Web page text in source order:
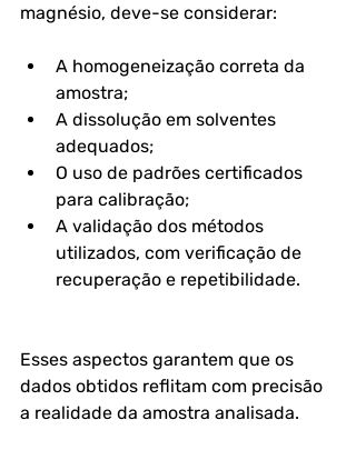
magnésio, deve-se considerar:
A homogeneização correta da
amostra;
A dissolução em solventes
adequados;
O uso de padrões certificados
para calibração;
A validação dos métodos
utilizados, com verificação de
recuperação e repetibilidade.
Esses aspectos garantem que os
dados obtidos reflitam com precisão
a realidade da amostra analisada.